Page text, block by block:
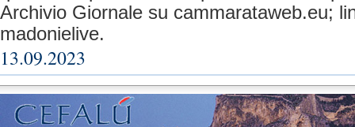
Archivio Giornale su cammarataweb.eu;
madonielive.
13.09.2023